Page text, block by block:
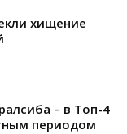
хищение
– в Топ-4
периодом